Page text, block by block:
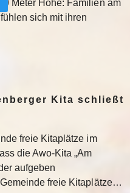
Meter Höhe: Familien am
sich mit ihren
Kita schließt
freie Kitaplätze im
die Awo-Kita „Am
aufgeben
freie Kitaplätze…